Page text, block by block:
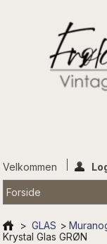
Velkommen
> GLAS >
Krystal Glas GRØN